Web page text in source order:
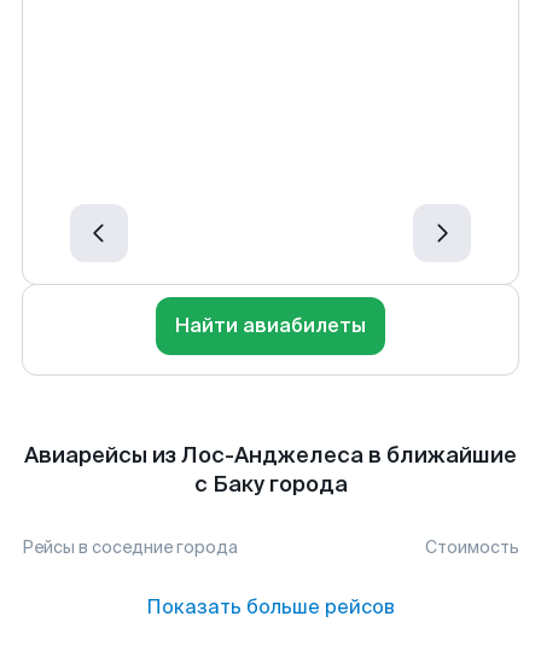
Найти авиабилеты
Авиарейсы из Лос-Анджелеса в ближайшие
с Баку города
Рейсы в соседние города Стоимость
Показать больше рейсов